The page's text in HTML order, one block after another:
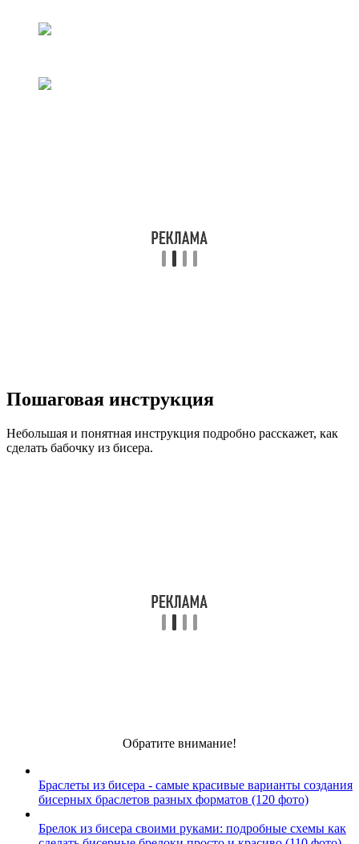
Пошаговая инструкция
Небольшая и понятная инструкция подробно расскажет, как
сделать бабочку из бисера.
Обратите внимание!
Браслеты из бисера - самые красивые варианты создания
бисерных браслетов разных форматов (120 фото)
Брелок из бисера своими руками: подробные схемы как